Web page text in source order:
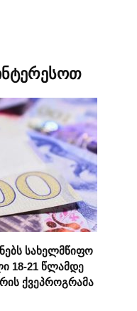
სახელმწიფო
18-21 წლამდე
ქვეპროგრამა